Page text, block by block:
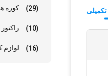
کوره (29)
(10)
(16)